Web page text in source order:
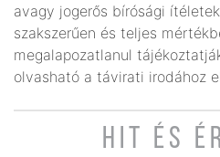
avagy jogerős bírósági
szakszerűen és teljes
megalapozatlanul
olvasható a távirati irodához
HIT ÉS